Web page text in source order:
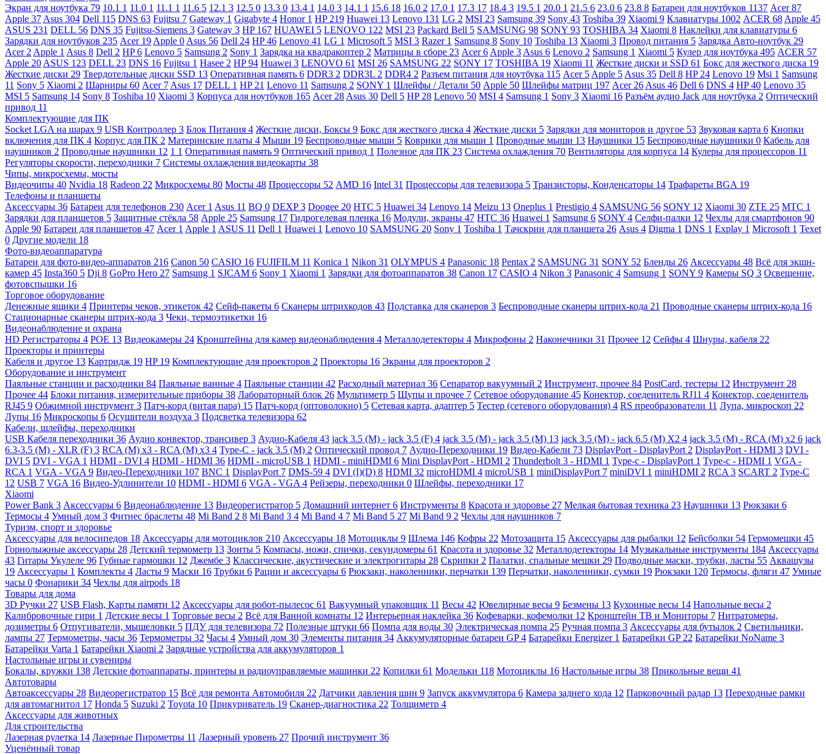
Экран для ноутбука 79 10.1 1 11.0 1 11.1 1 11.6 5 12.1 3 12.5 0 13.3 0 13.4 1 14.0 3 14.1 1 15.6 18 16.0 2 17.0 1 17.3 17 18.4 3 19.5 1 20.0 1 21.5 6 23.0 6 23.8 8 Батареи для ноутбуков 1137 Acer87
Apple 37 Asus 304 Dell 115 DNS 63 Fujitsu 7 Gateway 1 Gigabyte 4 Honor 1 HP 219 Huawei 13 Lenovo 131 LG 2 MSI 23 Samsung 39 Sony 43 Toshiba 39 Xiaomi 9 Клавиатуры 1002 ACER 68 Apple 45
ASUS 231 DELL 56 DNS 35 Fujitsu-Siemens 3 Gateway 3 HP 167 HUAWEI 5 LENOVO 122 MSI 23 Packard Bell 5 SAMSUNG 98 SONY 93 TOSHIBA 34 Xiaomi 8 Наклейки для клавиатуры 6
Зарядки для ноутбуков 235 Acer 19 Apple 0 Asus 56 Dell 24 HP46 Lenovo 41 LG 1 Microsoft 5 MSI 3 Razer 1 Samsung 8 Sony 10 Toshiba 13 Xiaomi 3 Провод питания 5 Зарядка Авто-ноутбук 29
Acer 2 Apple 1 Asus 8 Dell 2 HP6 Lenovo 5 Samsung 2 Sony 1 Зарядка на квадракоптер 2 Матрицы в сборе 23 Acer6 Apple 3 Asus 6 Lenovo 2 Samsung 1 Xiaomi 5 Кулер для ноутбука 495 ACER 57
Apple 20 ASUS 123 DELL 23 DNS 16 Fujitsu 1 Hasee 2 HP94 Huawei 3 LENOVO 61 MSI 26 SAMSUNG 22 SONY 17 TOSHIBA 19 Xiaomi 11 Жесткие диски и SSD 61 Бокс для жесткого диска 19
Жесткие диски 29 Твердотельные диски SSD 13 Оперативная память 6 DDR3 2 DDR3L 2 DDR4 2 Разъем питания для ноутбука 115 Acer 5 Apple 5 Asus 35 Dell 8 HP 24 Lenovo 19 Msi 1 Samsung
11 Sony 5 Xiaomi 2 Шарниры 60 Acer 7 Asus 17 DELL 1 HP 21 Lenovo 11 Samsung 2 SONY 1 Шлейфы / Детали 50 Apple 50 Шлейфы матриц 197 Acer 26 Asus 46 Dell 6 DNS 4 HP40 Lenovo 35
MSI 5 Samsung 14 Sony 8 Toshiba 10 Xiaomi 3 Корпуса для ноутбуков 165 Acer 28 Asus 30 Dell 5 HP 28 Lenovo 50 MSI 4 Samsung 1 Sony 3 Xiaomi 16 Разъём аудио Jack для ноутбука 2 Оптический
привод 11
Комплектующие для ПК
Socket LGA на шарах 9 USB Контроллер 3 Блок Питания 4 Жесткие диски, Боксы 9 Бокс для жесткого диска 4 Жесткие диски 5 Зарядки для мониторов и другое 53 Звуковая карта 6 Кнопки
включения для ПК 4 Корпус для ПК 2 Материнские платы 4 Мыши 19 Беспроводные мыши 5 Коврики для мыши 1 Проводные мыши 13 Наушники 15 Беспроводные наушники 0 Кабель для
наушников 2 Проводные наушники 12 1 1 Оперативная память 9 Оптический привод 1 Полезное для ПК 23 Система охлаждения 70 Вентиляторы для корпуса 14 Кулеры для процессоров 11
Регуляторы скорости, переходники 7 Системы охлаждения видеокарты 38
Чипы, микросхемы, мосты
Видеочипы 40 Nvidia 18 Radeon 22 Микросхемы 80 Мосты 48 Процессоры 52 AMD 16 Intel 31 Процессоры для телевизора 5 Транзисторы, Конденсаторы 14 Трафареты BGA 19
Телефоны и планшеты
Аксессуары 36 Батареи для телефонов 230 Acer 1 Asus 11 BQ 0 DEXP3 Doogee 20 HTC 5 Huawei 34 Lenovo 14 Meizu 13 Oneplus 1 Prestigio 4 SAMSUNG 56 SONY 12 Xiaomi 30 ZTE 25 МТС 1
Зарядки для планшетов 5 Защитные стёкла 58 Apple 25 Samsung 17 Гидрогелевая пленка 16 Модули, экраны 47 HTC 36 Huawei 1 Samsung 6 SONY 4 Селфи-палки 12 Чехлы для смартфонов 90
Apple 90 Батареи для планшетов 47 Acer 1 Apple 1 ASUS 11 Dell 1 Huawei 1 Lenovo 10 SAMSUNG 20 Sony 1 Toshiba 1 Тачскрин для планшета 26 Asus 4 Digma 1 DNS 1 Explay 1 Microsoft 1 Texet
0 Другие модели 18
Фото-видеоаппаратура
Батареи для фото-видео-аппаратов 216 Canon 50 CASIO 16 FUJIFILM 11 Konica 1 Nikon 31 OLYMPUS 4 Panasonic 18 Pentax 2 SAMSUNG 31 SONY 52 Бленды 26 Аксессуары 48 Всё для экшн-
камер 45 Insta360 5 Dji 8 GoPro Hero 27 Samsung 1 SJCAM 6 Sony 1 Xiaomi 1 Зарядки для фотоаппаратов 38 Canon 17 CASIO 4 Nikon 3 Panasonic 4 Samsung 1 SONY 9 Камеры SQ 3 Освещение,
фотовспышки 16
Торговое оборудование
Денежные ящики 4 Принтеры чеков, этикеток 42 Сейф-пакеты 6 Сканеры штрихкодов 43 Подставка для сканеров 3 Беспроводные сканеры штрих-кода 21 Проводные сканеры штрих-кода 16
Стационарные сканеры штрих-кода 3 Чеки, термоэтикетки 16
Видеонаблюдение и охрана
HD Регистраторы 4 POE 13 Видеокамеры 24 Кронштейны для камер видеонаблюдения 4 Металлодетекторы 4 Микрофоны 2 Наконечники 31 Прочее 12 Сейфы 4 Шнуры, кабеля 22
Проекторы и принтеры
Кабеля и другое 13 Картридж 19 HP 19 Комплектующие для проекторов 2 Проекторы 16 Экраны для проекторов 2
Оборудование и инструмент
Паяльные станции и расходники 84 Паяльные ванные 4 Паяльные станции 42 Расходный материал 36 Сепаратор вакуумный 2 Инструмент, прочее 84 PostCard, тестеры 12 Инструмент 28
Прочее 44 Блоки питания, измерительные приборы 38 Лабораторный блок 26 Мультиметр 5 Щупы и прочее 7 Сетевое оборудование 45 Конектор, соеденитель RJ11 4 Конектор, соеденитель
RJ45 9 Обжимной инструмент 3 Патч-корд (витая пара) 15 Патч-корд (оптоволокно) 5 Сетевая карта, адаптер 5 Тестер (сетевого оборудования) 4 RS преобразователи 11 Лупа, микроскоп 22
Лупы 16 Микроскопы 6 Осушители воздуха 3 Подсветка телевизора 62
Кабели, шлейфы, переходники
USB Кабеля переходники 36 Аудио конвектор, трансивер 3 Аудио-Кабеля 43 jack 3.5 (M) - jack 3.5 (F) 4 jack 3.5 (M) - jack 3.5 (M) 13 jack 3.5 (M) - jack 6.5 (M) X2 4 jack 3.5 (M) - RCA (M) x2 6 jack
6.3-3.5 (M) - XLR (F) 3 RCA (M) x3 - RCA (M) x3 4 Type-C - jack 3.5 (M) 2 Оптический провод 7 Аудио-Переходники 19 Видео-Кабели 73 DisplayPort - DisplayPort 2 DisplayPort - HDMI 3 DVI -
DVI 5 DVI - VGA 1 HDMI - DVI 4 HDMI - HDMI 36 HDMI - microUSB 1 HDMI - miniHDMI 6 Mini DisplayPort - HDMI 2 Thunderbolt 3 - HDMI 1 Type-c - DisplayPort 1 Type-c - HDMI 1 VGA -
RCA 1 VGA - VGA 9 Видео-Переходники 107 BNC 1 DisplayPort 7 DMS-59 4 DVI (I)(D) 8 HDMI 32 microHDMI 4 microUSB 1 miniDisplayPort 7 miniDVI 1 miniHDMI 2 RCA 3 SCART 2 Type-C
12 USB 7 VGA 16 Видео-Удлинители 10 HDMI - HDMI 6 VGA - VGA 4 Рейзеры, переходники 0 Шлейфы, переходники 17
Xiaomi
Power Bank 3 Аксессуары 6 Видеонаблюдение 13 Видеорегистратор 5 Домашний интернет 6 Инструменты 8 Красота и здоровье 27 Мелкая бытовая техника 23 Наушники 13 Рюкзаки 6
Термосы 4 Умный дом 3 Фитнес браслеты 48 Mi Band 2 8 Mi Band 3 4 Mi Band 4 7 Mi Band 5 27 Mi Band 9 2 Чехлы для наушников 7
Туризм, спорт и здоровье
Аксессуары для велосипедов 18 Аксессуары для мотоциклов 210 Аксессуары 18 Мотоциклы 9 Шлема 146 Кофры 22 Мотозащита 15 Аксессуары для рыбалки 12 Бейсболки 54 Гермомешки 45
Горнолыжные аксессуары 28 Детский термометр 13 Зонты 5 Компасы, ножи, спички, секундомеры 61 Красота и здоровье 32 Металлодетекторы 14 Музыкальные инструменты 184 Аксессуары
43 Гитары Укулеле 96 Губные гармошки 12 Джембе 3 Классические, акустические и электрогитары 28 Скрипки 2 Палатки, спальные мешки 29 Подводные маски, трубки, ласты 55 Аквашузы
19 Аксессуары 1 Комплекты 4 Ласты 9 Маски 16 Трубки 6 Рации и аксессуары 6 Рюкзаки, наколенники, перчатки 139 Перчатки, наколенники, сумки 19 Рюкзаки 120 Термосы, фляги 47 Умные
часы 0 Фонарики 34 Чехлы для airpods 18
Товары для дома
3D Ручки 27 USB Flash, Карты памяти 12 Аксессуары для робот-пылесос 61 Вакуумный упаковщик 11 Весы 42 Ювелирные весы 9 Безмены 13 Кухонные весы 14 Напольные весы 2
Калибровочные гири 1 Детские весы 1 Торговые весы 2 Всё для Ванной комнаты 12 Интерьерная наклейка 36 Кофеварки, кофемолки 12 Кронштейн ТВ и Мониторы 7 Нитратомеры,
дозиметры 6 Отпугиватели, мышеловки 5 ПДУ для телевизора 72 Полезные штуки 66 Помпа для воды 30 Электрическая помпа 25 Ручная помпа 3 Аксессуары для бутылок 2 Светильники,
лампы 27 Термометры, часы 36 Термометры 32 Часы 4 Умный дом 30 Элементы питания 34 Аккумуляторные батареи GP4 Батарейки Energizer 1 Батарейки GP 22 Батарейки NoName 3
Батарейки Varta 1 Батарейки Xiaomi 2 Зарядные устройства для аккумуляторов 1
Настольные игры и сувениры
Бокалы, кружки 138 Детские фотоаппараты, принтеры и радиоуправляемые машинки 22 Копилки 61 Модельки 118 Мотоциклы 16 Настольные игры 38 Прикольные вещи 41
Автотовары
Автоаксессуары 28 Видеорегистратор 15 Всё для ремонта Автомобиля 22 Датчики давления шин 9 Запуск аккумулятора 6 Камера заднего хода 12 Парковочный радар 13 Переходные рамки
для автомагнитол 17 Honda 5 Suzuki 2 Toyota 10 Прикуриватель 19 Сканер-диагностика 22 Толщиметр 4
Аксессуары для животных
Для строительства
Лазерная рулетка 14 Лазерные Пирометры 11 Лазерный уровень 27 Прочий инструмент 36
Уценённый товар